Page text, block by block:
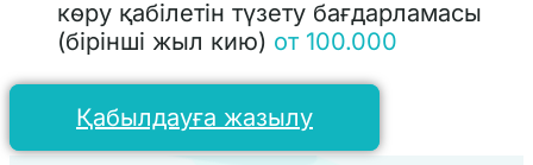
көру қабілетін түзету бағдарламасы
(бірінші жыл кию) от 100.000
Қабылдауға жазылу